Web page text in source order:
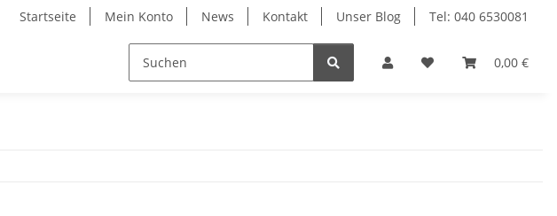
Startseite Mein Konto News Kontakt Unser Blog Tel: 040 6530081
0,00 €